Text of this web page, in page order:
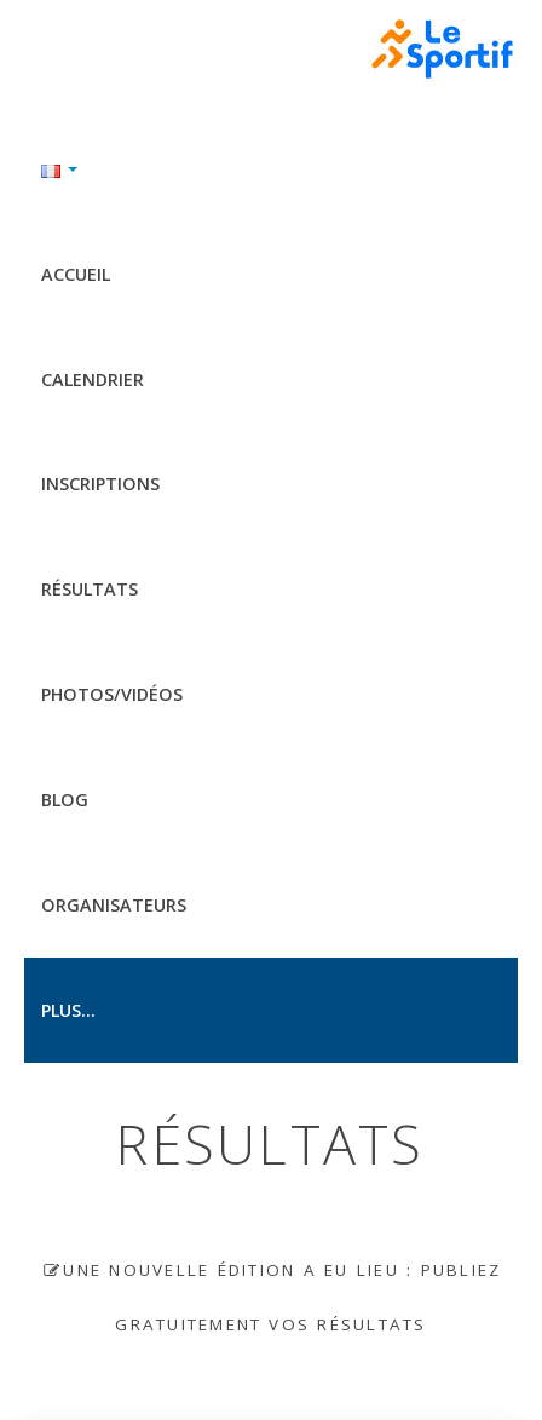
ACCUEIL
CALENDRIER
INSCRIPTIONS
RÉSULTATS
PHOTOS/VIDÉOS
BLOG
ORGANISATEURS
PLUS...
RÉSULTATS
UNE NOUVELLE ÉDITION A EU LIEU : PUBLIEZ
GRATUITEMENT VOS RÉSULTATS